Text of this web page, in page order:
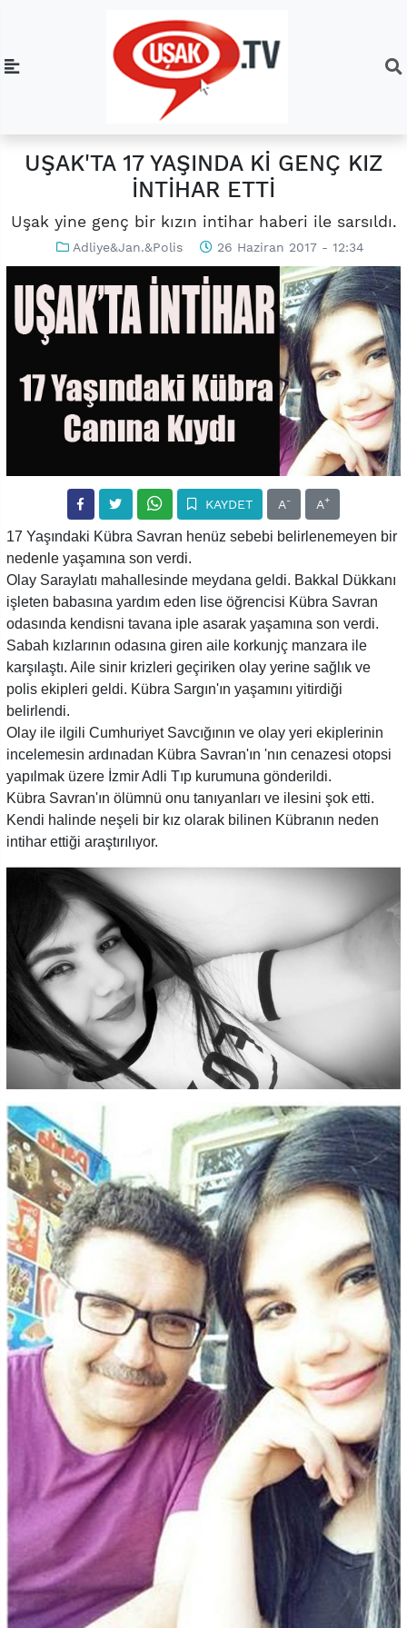
UŞAK'TA 17 YAŞINDA Kİ GENÇ KIZ
İNTİHAR ETTİ
Uşak yine genç bir kızın intihar haberi ile sarsıldı.
Adliye&Jan.&Polis 26 Haziran 2017 - 12:34
KAYDET A- A+
17 Yaşındaki Kübra Savran henüz sebebi belirlenemeyen bir
nedenle yaşamına son verdi.
Olay Saraylatı mahallesinde meydana geldi. Bakkal Dükkanı
işleten babasına yardım eden lise öğrencisi Kübra Savran
odasında kendisni tavana iple asarak yaşamına son verdi.
Sabah kızlarının odasına giren aile korkunjç manzara ile
karşılaştı. Aile sinir krizleri geçiriken olay yerine sağlık ve
polis ekipleri geldi. Kübra Sargın'ın yaşamını yitirdiği
belirlendi.
Olay ile ilgili Cumhuriyet Savcığının ve olay yeri ekiplerinin
incelemesin ardınadan Kübra Savran'ın 'nın cenazesi otopsi
yapılmak üzere İzmir Adli Tıp kurumuna gönderildi.
Kübra Savran'ın ölümnü onu tanıyanları ve ilesini şok etti.
Kendi halinde neşeli bir kız olarak bilinen Kübranın neden
intihar ettiği araştırılıyor.